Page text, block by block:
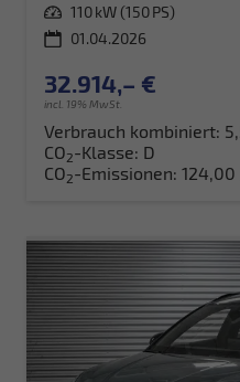
Leistung 110 kW (150 PS)
01.04.2026
32.914,– €
incl. 19% MwSt.
Verbrauch kombiniert:
CO2-Klasse: D
CO2-Emissionen: